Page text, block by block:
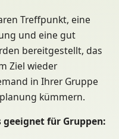
Treffpunkt, eine
und eine gut
bereitgestellt, das
Ziel wieder
in Ihrer Gruppe
kümmern.
geeignet für Gruppen: